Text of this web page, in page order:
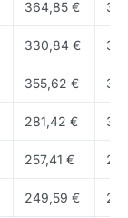
vers
sur Coin
les
et l'activité
364,85 €
330,84 €
355,62 €
281,42 €
257,41 €
249,59 €